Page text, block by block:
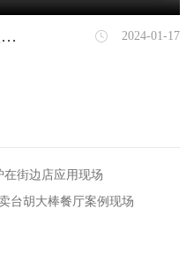
智能双缸油炸牛蛙炉设置与应用  2024-01-17
在街边店应用现场
台胡大棒餐厅案例现场